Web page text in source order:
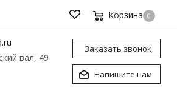
Корзина 0
вал, 49
Заказать звонок
Напишите нам